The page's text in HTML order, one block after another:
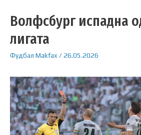
Волфсбург испадна
лигата
Фудбал Makfax /26.05.2026